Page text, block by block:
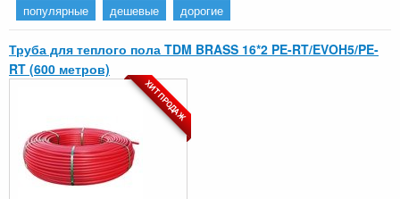
популярные дешевые дорогие
Труба для теплого пола TDM BRASS 16*2 PE-RT/EVOH5/PE-
RT (600 метров)
ХИТ ПРОДАЖ